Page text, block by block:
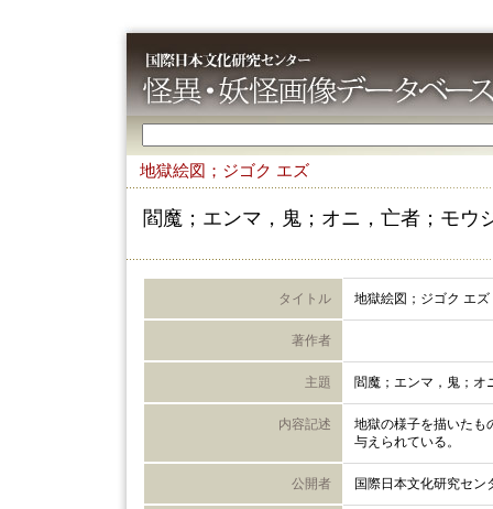
地獄絵図；ジゴク エズ
閻魔；エンマ，鬼；オニ，亡者；モウ
タイトル 地獄絵図；ジゴク エズ
著作者
主題 閻魔；エンマ，鬼；オ
内容記述
地獄の様子を描いたも
与えられている。
公開者 国際日本文化研究セン